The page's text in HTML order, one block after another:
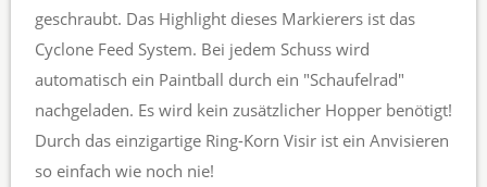
geschraubt. Das Highlight dieses Markierers ist das
Cyclone Feed System. Bei jedem Schuss wird
automatisch ein Paintball durch ein "Schaufelrad"
nachgeladen. Es wird kein zusätzlicher Hopper benötigt!
Durch das einzigartige Ring-Korn Visir ist ein Anvisieren
so einfach wie noch nie!